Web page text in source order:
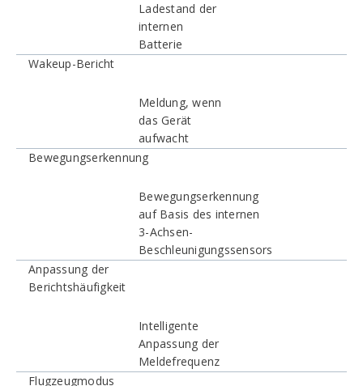
Ladestand der
internen
Batterie
Wakeup-Bericht
Meldung, wenn
das Gerät
aufwacht
Bewegungserkennung
Bewegungserkennung
auf Basis des internen
3-Achsen-
Beschleunigungssensors
Anpassung der
Berichtshäufigkeit
Intelligente
Anpassung der
Meldefrequenz
Flugzeugmodus